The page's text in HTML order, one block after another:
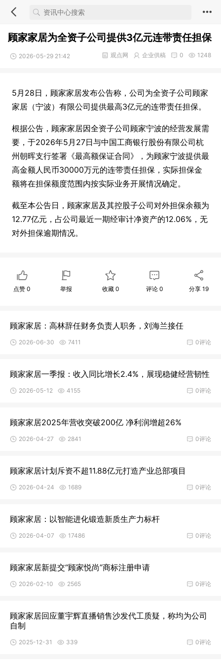
顾家家居为全资子公司提供3亿元连带责任担保
2026-05-29 21:42 1248
0
企业供稿
观点网
5月28日，顾家家居发布公告称，公司为全资子公司顾家
家居（宁波）有限公司提供最高3亿元的连带责任担保。
根据公告，顾家家居因全资子公司顾家宁波的经营发展需
要，于2026年5月27日与中国工商银行股份有限公司杭
州朝晖支行签署《最高额保证合同》，为顾家宁波提供最
高金额人民币30000万元的连带责任担保，实际担保金
额将在担保额度范围内按实际业务开展情况确定。
截至本公告日，顾家家居及其控股子公司对外担保余额为
12.77亿元，占公司最近一期经审计净资产的12.06%，无
对外担保逾期情况。
点赞0 举报 收藏 0 评论0 分享19
顾家家居：高林辞任财务负责人职务，刘海兰接任
0评论
2026-06-30 7411
顾家家居一季报：收入同比增长2.4%，展现稳健经营韧性
0评论
2026-05-12 4155
顾家家居2025年营收突破200亿 净利润增超26%
0评论
2026-04-27 2841
顾家家居计划斥资不超11.88亿元打造产业总部项目
0评论
2026-04-24 1689
顾家家居：以智能进化锻造新质生产力标杆
0评论
2026-04-07 17486
顾家家居新提交“顾家悦尚”商标注册申请
0评论
2026-02-10 2565
顾家家居回应董宇辉直播销售沙发代工质疑，称均为公司
自制
0评论
2025-12-31 339